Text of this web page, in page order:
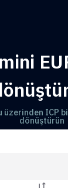
üzerinden ICP
dönüştürün